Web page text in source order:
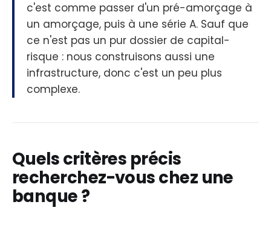
c'est comme passer d'un pré-amorçage à
un amorçage, puis à une série A. Sauf que
ce n'est pas un pur dossier de capital-
risque : nous construisons aussi une
infrastructure, donc c'est un peu plus
complexe.
Quels critères précis
recherchez-vous chez une
banque ?